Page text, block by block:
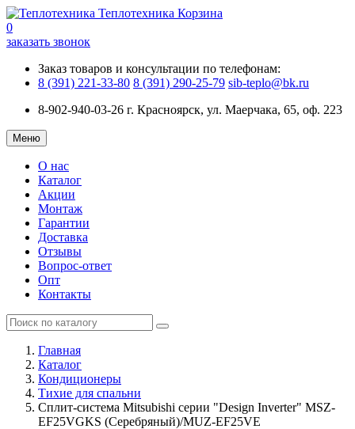
Теплотехника Корзина
0
заказать звонок
Заказ товаров и консультации по телефонам:
8 (391) 221-33-80 8 (391) 290-25-79 sib-teplo@bk.ru
8-902-940-03-26 г. Красноярск, ул. Маерчака, 65, оф. 223
Меню
О нас
Каталог
Акции
Монтаж
Гарантии
Доставка
Отзывы
Вопрос-ответ
Опт
Контакты
Главная
Каталог
Кондиционеры
Тихие для спальни
Сплит-система Mitsubishi серии "Design Inverter" MSZ-
EF25VGKS (Серебряный)/MUZ-EF25VE